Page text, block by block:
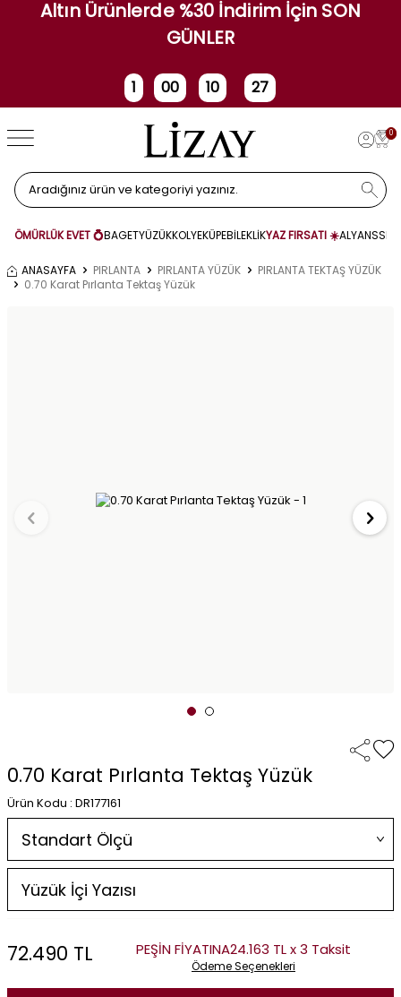
Altın Ürünlerde %30 İndirim İçin SON
GÜNLER
1
Gün
00
Saat
10 26
0
ÖMÜRLÜK EVET 💍BAGETYÜZÜKKOLYEKÜPEBİLEKLİKYAZ FIRSATI ☀️ALYANS
ANASAYFA PIRLANTA PIRLANTA YÜZÜK
PIRLANTA TEKTAŞ YÜZÜK
0.70 Karat Pırlanta Tektaş Yüzük
0.70 Karat Pırlanta Tektaş Yüzük
Ürün Kodu : DR177161
72.490 TL PEŞİN FİYATINA24.163 TL x 3 Taksit
Ödeme Seçenekleri